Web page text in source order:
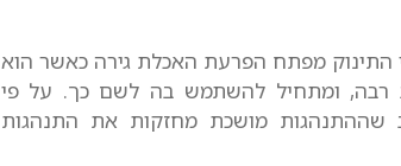
התינוק מפתח הפרעת האכלת גירה כאשר הוא
רבה, ומתחיל להשתמש בה לשם כך. על פי
שההתנהגות מושכת מחזקות את התנהגות